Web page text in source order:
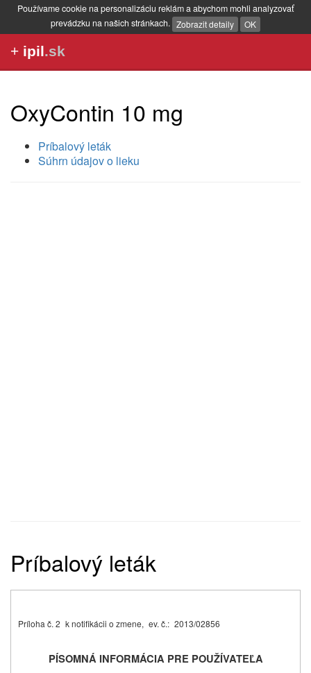
Používame cookie na personalizáciu reklám a abychom mohli analyzovať
prevádzku na našich stránkach. Zobrazit detaily OK
+ ipil.sk
OxyContin 10 mg
Príbalový leták
Súhrn údajov o lieku
Príbalový leták
Príloha č. 2 k notifikácii o zmene, ev. č.: 2013/02856
PÍSOMNÁ INFORMÁCIA PRE POUŽÍVATEĽA